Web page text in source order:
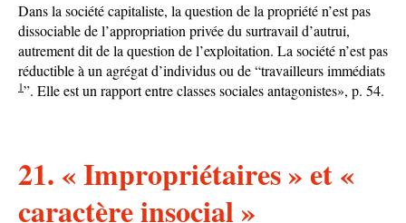
Dans la société capitaliste, la question de la propriété n’est pas
dissociable de l’appropriation privée du surtravail d’autrui,
autrement dit de la question de l’exploitation. La société n’est pas
réductible à un agrégat d’individus ou de “travailleurs immédiats
1”. Elle est un rapport entre classes sociales antagonistes», p. 54.
21. « Impropriétaires » et «
caractère insocial »